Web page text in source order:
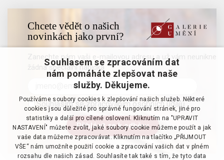
Chcete vědět o našich
novinkách jako první?
Zanechte nám vaši e-mailovou adresu a už vám neunikne
žádná speciální nabídka
Souhlasím se zpracováním osobních údajů
Souhlasem se zpracováním dat
nám pomáháte zlepšovat naše
služby. Děkujeme.
Používáme soubory cookies k zlepšování našich služeb. Některé
cookies jsou důležité pro správné fungování stránek, jiné pro
statistiky a další pro cílené oslovení. Kliknutím na "UPRAVIT
NASTAVENÍ" můžete zvolit, jaké soubory cookie můžeme použít a jak
vaše data můžeme zpracovávat. Kliknutím na tlačítko „PŘIJMOUT
VŠE“ nám umožníte použití cookie a zpracování vašich dat v plném
rozsahu dle našich zásad. Souhlasíte tak také s tím, že tyto data